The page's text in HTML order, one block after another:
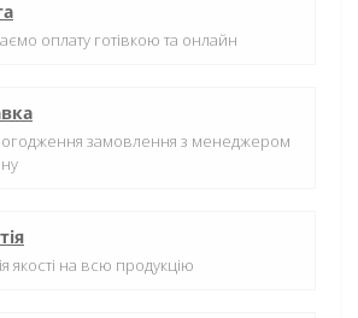
оплату готівкою та онлайн
замовлення з менеджером
якості на всю продукцію